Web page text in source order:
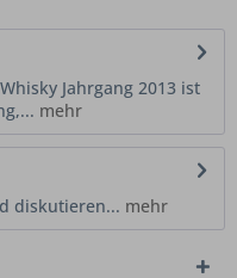
Jahrgang 2013 ist
mehr
diskutieren... mehr